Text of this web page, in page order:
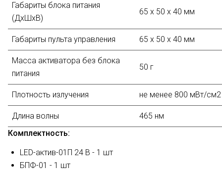
Габариты блока питания
(ДхШхВ)
65 х 50 х 40 мм
Габариты пульта управления 65 х 50 х 40 мм
Масса активатора без блока
питания
50 г
Плотность излучения не менее 800 мВт/см2
Длина волны
465 нм
Комплектность:
LED-актив-01П 24 В - 1 шт
БПФ-01 - 1 шт